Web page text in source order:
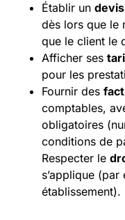
Établir un
dès lors que le
que le client le
Afficher ses
pour les
Fournir des
comptables,
obligatoires
conditions de
Respecter le
s’applique
établissement).